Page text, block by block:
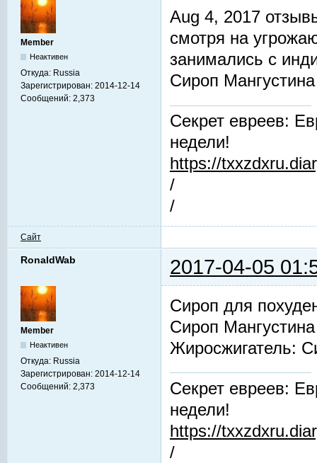
Member
Неактивен
Откуда: Russia
Зарегистрирован: 2014-12-14
Сообщений: 2,373
Aug 4, 2017
смотря на
занимались с
Сироп
Секрет евреев:
недели!
https://
/
/
Сайт
RonaldWab 2017-04-05
Member
Неактивен
Откуда: Russia
Зарегистрирован: 2014-12-14
Сообщений: 2,373
Cироп для
Сироп
Жиросжигатель:
Секрет евреев:
недели!
https://
/